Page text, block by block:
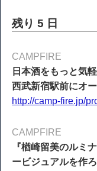
残り 5 日
CAMPFIRE
日本酒をもっと気
西武新宿駅前にオー
http://camp-fire.jp/
CAMPFIRE
『楢崎留美のルミ
ービジュアルを作ろ